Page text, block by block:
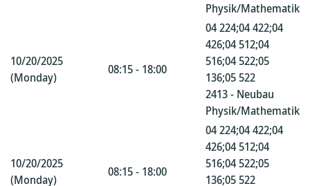
Physik/Mathematik
10/20/2025
(Monday)
08:15 - 18:00
04 224;04 422;04
426;04 512;04
516;04 522;05
136;05 522
2413 - Neubau
Physik/Mathematik
10/20/2025
(Monday)
08:15 - 18:00
04 224;04 422;04
426;04 512;04
516;04 522;05
136;05 522